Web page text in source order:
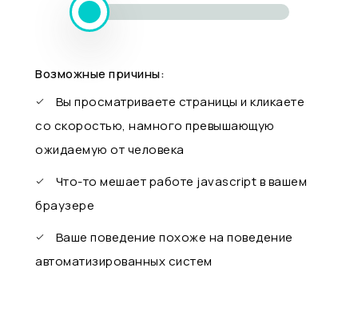
Возможные причины:
Вы просматриваете страницы и кликаете
со скоростью, намного превышающую
ожидаемую от человека
Что-то мешает работе javascript в вашем
браузере
Ваше поведение похоже на поведение
автоматизированных систем